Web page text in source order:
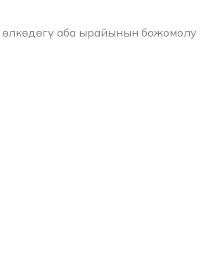
өлкөдөгү аба ырайынын божомолу